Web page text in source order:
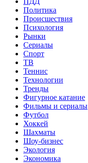
Политика
Происшествия
Психология
Рынки
Сериалы
Спорт
ТВ
Теннис
Технологии
Тренды
Фигурное катание
Фильмы и сериалы
Футбол
Хоккей
Шахматы
Шоу-бизнес
Экология
Экономика